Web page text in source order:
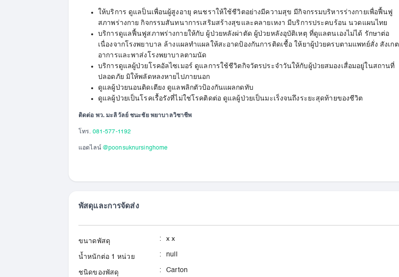
ให้บริการ ดูแลป็นเพื่อนผู้สูงอายุ คนชราให้ใช้ชีวิตอย่างมีความสุข มีกิจกรรมบริหารร่างกายเพื่อฟื้นฟู
สภาพร่างกาย กิจกรรมสันทนาการเสริมสร้างสุขและคลายเหงา มีบริการประคบร้อน นวดแผนไทย
บริการดูแลฟื้นฟูสภาพร่างกายให้กับ ผู้ป่วยหลังผ่าตัด ผู้ป่วยหลังอุบัติเหตุ ที่ดูแลตนเองไม่ได้ รักษาต่อ
เนื่องจากโรงพยาบาล ล้างแผลทำแผลให้สะอาดป้องกันการติดเชื้อ ให้ยาผู้ป่วยครบตามแพทย์สั่ง สังเกต
อาการและพาส่งโรงพยาบาลตามนัด
บริการดูแลผู้ป่วยโรคอัลไซเมอร์ ดูแลการใช้ชีวิตกิจวัตรประจำวันให้กับผู้ป่วยสมองเสื่อมอยู่ในสถานที่
ปลอดภัย มิให้พลัดหลงหายไปภายนอก
ดูแลผู้ป่วยนอนติดเตียง ดูแลพลิกตัวป้องกันแผลกดทับ
ดูแลผู้ป่วยเป็นโรคเรื้อรังที่ไม่ใช่โรคติดต่อ ดูแลผู้ป่วยเป็นมะเร็งจนถึงระยะสุดท้ายของชีวิต
ติดต่อ พว. มะลิวัลย์ ชนะชัย พยาบาลวิชาชีพ
โทร. 081-577-1192
แอดไลน์ @poonsuknursinghome
พัสดุและการจัดส่ง
ขนาดพัสดุ : x x
น้ำหนักต่อ 1 หน่วย : null
ชนิดของพัสดุ : Carton